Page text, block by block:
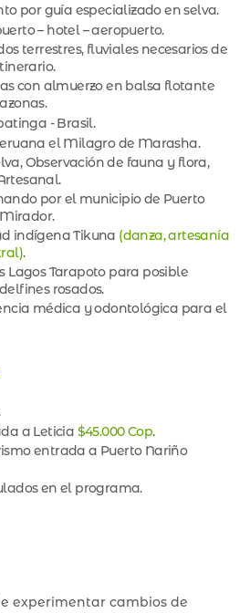
por guía especializado en selva.
– hotel – aeropuerto.
terrestres, fluviales necesarios de
con almuerzo en balsa flotante
- Brasil.
el Milagro de Marasha.
Observación de fauna y flora,
por el municipio de Puerto
indígena Tikuna (danza, artesanía
.
Lagos Tarapoto para posible
rosados.
médica y odontológica para el
a Leticia $45.000 Cop.
entrada a Puerto Nariño
en el programa.
experimentar cambios de